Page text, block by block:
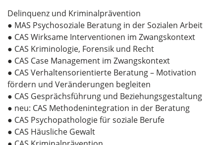
Delinquenz und Kriminalprävention
● MAS Psychosoziale Beratung in der Sozialen Arbeit
● CAS Wirksame Interventionen im Zwangskontext
● CAS Kriminologie, Forensik und Recht
● CAS Case Management im Zwangskontext
● CAS Verhaltensorientierte Beratung – Motivation
fördern und Veränderungen begleiten
● CAS Gesprächsführung und Beziehungsgestaltung
● neu: CAS Methodenintegration in der Beratung
● CAS Psychopathologie für soziale Berufe
● CAS Häusliche Gewalt